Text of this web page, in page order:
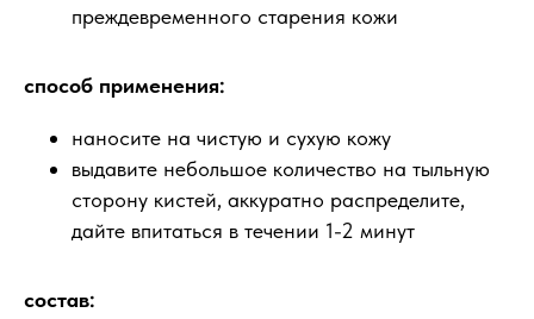
преждевременного старения кожи
способ применения:
наносите на чистую и сухую кожу
выдавите небольшое количество на тыльную
сторону кистей, аккуратно распределите,
дайте впитаться в течении 1-2 минут
состав: